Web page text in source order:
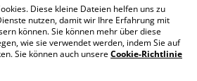
Cookie Policy
Impressum
Diese kleine Dateien helfen uns zu
nutzen, damit wir Ihre Erfahrung mit
können. Sie können mehr über diese
wie sie verwendet werden, indem Sie auf
Sie können auch unsereCookie-Richtlinie